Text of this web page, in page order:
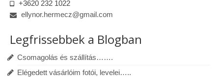
+3620 232 1022
ellynor.hermecz@gmail.com
Legfrissebbek a Blogban
Csomagolás és szállítás…….
Elégedett vásárlóim fotói, levelei…..